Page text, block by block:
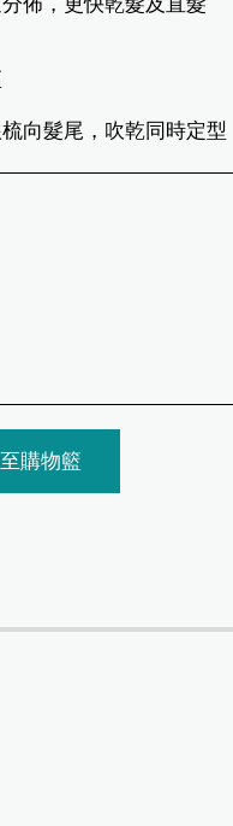
向髮尾，吹乾同時定型
購物籃